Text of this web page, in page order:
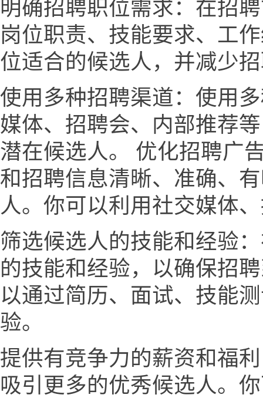
明确招聘职位需求：在招
岗位职责、技能要求、工
位适合的候选人，并减少
使用多种招聘渠道：使用
媒体、招聘会、内部推荐
潜在候选人。 优化招聘广
和招聘信息清晰、准确、
人。你可以利用社交媒体
筛选候选人的技能和经验
的技能和经验，以确保招
以通过简历、面试、技能
验。
提供有竞争力的薪资和福
吸引更多的优秀候选人。